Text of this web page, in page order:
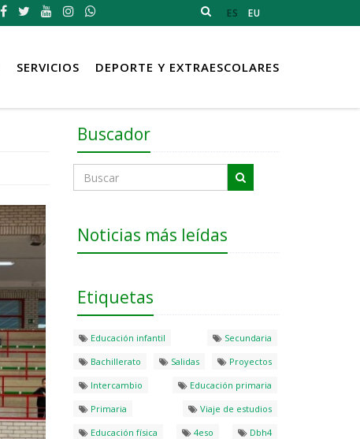
ES EU
SERVICIOS DEPORTE Y EXTRAESCOLARES
Buscador
Noticias más leídas
Etiquetas
Educación infantil
Secundaria
Bachillerato
Salidas
Proyectos
Intercambio
Educación primaria
Primaria
Viaje de estudios
Educación física
4eso
Dbh4